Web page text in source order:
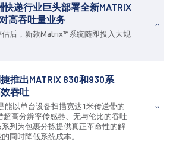
快递行业巨头部署全新MATRIX
高吞吐量业务
后，新款Matrix™系统随即投入大规
推出MATRIX 830和930系
吞吐
能以单台设备扫描宽达1米传送带的
超高分辨率传感器、无与伦比的吞吐
列为包裹分拣提供真正革命性的解
同时降低系统成本。